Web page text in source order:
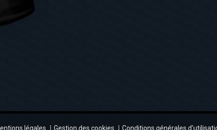
légales Gestion des cookies Conditions générales